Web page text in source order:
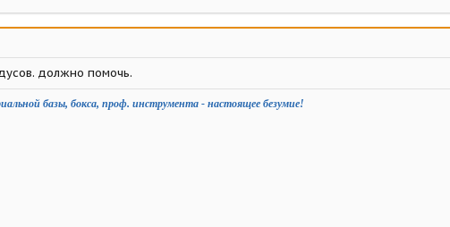
должно помочь.
базы, бокса, проф. инструмента - настоящее безумие!